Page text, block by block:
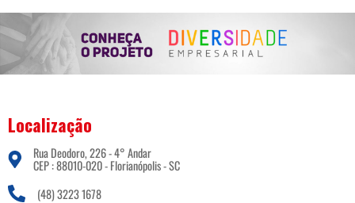
Localização
Rua Deodoro, 226 - 4° Andar
CEP : 88010-020 - Florianópolis - SC
(48) 3223 1678